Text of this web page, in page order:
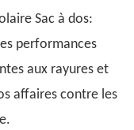
Sac à dos:
performances
aux rayures et
affaires contre les